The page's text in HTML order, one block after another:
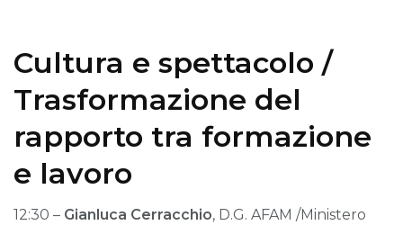
Cultura e spettacolo /
Trasformazione del
rapporto tra formazione
e lavoro
12:30 – Gianluca Cerracchio, D.G. AFAM /Ministero